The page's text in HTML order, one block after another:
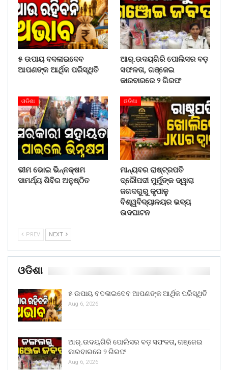
୫ ଉପାୟ ବଦଳାଇଦେବ
ଆପଣଙ୍କ ଆର୍ଥିକ ପରିସ୍ଥିତି
ଆର୍.ଉଦୟଗିରି ପୋଲିସର ବଡ଼
ସଫଳତା, ଗଞ୍ଜେଇ
କାରବାରରେ ୨ ଗିରଫ
ଓଡିଶା
ଭୀମ ଭୋଇ ଭିନ୍ନକ୍ଷମ
ସାମର୍ଥ୍ୟ ଶିବିର ଅନୁଷ୍ଠିତ
ଓଡିଶା
ମାନ୍ୟବର ରାଷ୍ଟ୍ରପତି
ଦ୍ରୌପଦୀ ମୁର୍ମୁଙ୍କ ଦ୍ୱାରା
ଜଗଦଗୁରୁ କୃପାଳୁ
ବିଶ୍ୱବିଦ୍ୟାଳୟର ଭବ୍ୟ
ଉଦଘାଟନ
PREV NEXT
ଓଡିଶା
୫ ଉପାୟ ବଦଳାଇଦେବ ଆପଣଙ୍କ ଆର୍ଥିକ ପରିସ୍ଥିତି
Aug 6, 2026
ଆର୍.ଉଦୟଗିରି ପୋଲିସର ବଡ଼ ସଫଳତା, ଗଞ୍ଜେଇ
କାରବାରରେ ୨ ଗିରଫ
Aug 6, 2026